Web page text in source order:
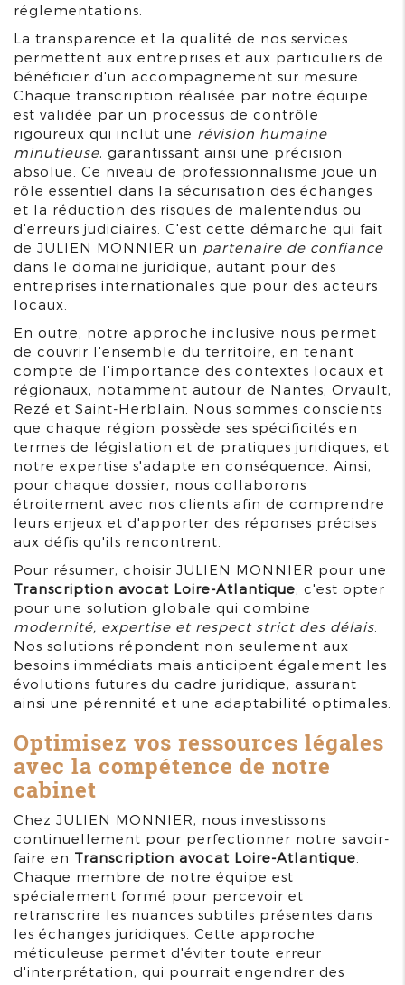
réglementations.
La transparence et la qualité de nos services
permettent aux entreprises et aux particuliers de
bénéficier d'un accompagnement sur mesure.
Chaque transcription réalisée par notre équipe
est validée par un processus de contrôle
rigoureux qui inclut une révision humaine
minutieuse, garantissant ainsi une précision
absolue. Ce niveau de professionnalisme joue un
rôle essentiel dans la sécurisation des échanges
et la réduction des risques de malentendus ou
d'erreurs judiciaires. C'est cette démarche qui fait
de JULIEN MONNIER un partenaire de confiance
dans le domaine juridique, autant pour des
entreprises internationales que pour des acteurs
locaux.
En outre, notre approche inclusive nous permet
de couvrir l'ensemble du territoire, en tenant
compte de l'importance des contextes locaux et
régionaux, notamment autour de Nantes, Orvault,
Rezé et Saint-Herblain. Nous sommes conscients
que chaque région possède ses spécificités en
termes de législation et de pratiques juridiques, et
notre expertise s'adapte en conséquence. Ainsi,
pour chaque dossier, nous collaborons
étroitement avec nos clients afin de comprendre
leurs enjeux et d'apporter des réponses précises
aux défis qu'ils rencontrent.
Pour résumer, choisir JULIEN MONNIER pour une
Transcription avocat Loire-Atlantique, c'est opter
pour une solution globale qui combine
modernité, expertise et respect strict des délais
Nos solutions répondent non seulement aux
besoins immédiats mais anticipent également les
évolutions futures du cadre juridique, assurant
ainsi une pérennité et une adaptabilité optimales.
Optimisez vos ressources légales
avec la compétence de notre
cabinet
Chez JULIEN MONNIER, nous investissons
continuellement pour perfectionner notre savoir-
faire en Transcription avocat Loire-Atlantique
Chaque membre de notre équipe est
spécialement formé pour percevoir et
retranscrire les nuances subtiles présentes dans
les échanges juridiques. Cette approche
méticuleuse permet d'éviter toute erreur
d'interprétation, qui pourrait engendrer des